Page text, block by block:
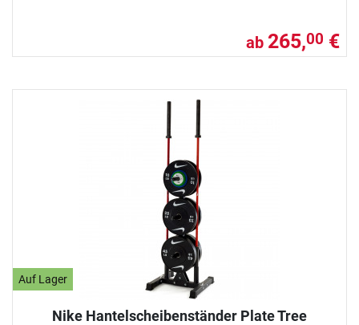
ab 265,00 €
Auf Lager
Nike Hantelscheibenständer Plate Tree